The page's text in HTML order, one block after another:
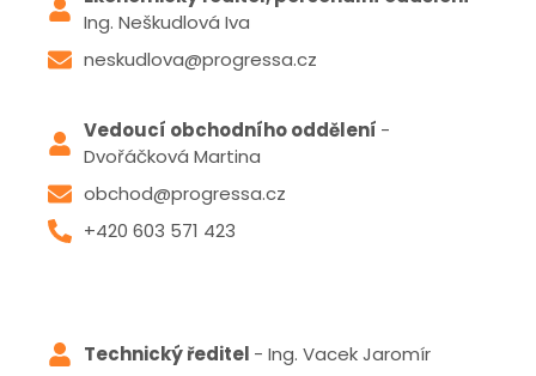
Ing. Neškudlová Iva
neskudlova@progressa.cz
Vedoucí obchodního oddělení -
Dvořáčková Martina
obchod@progressa.cz
+420 603 571 423
Technický ředitel - Ing. Vacek Jaromír